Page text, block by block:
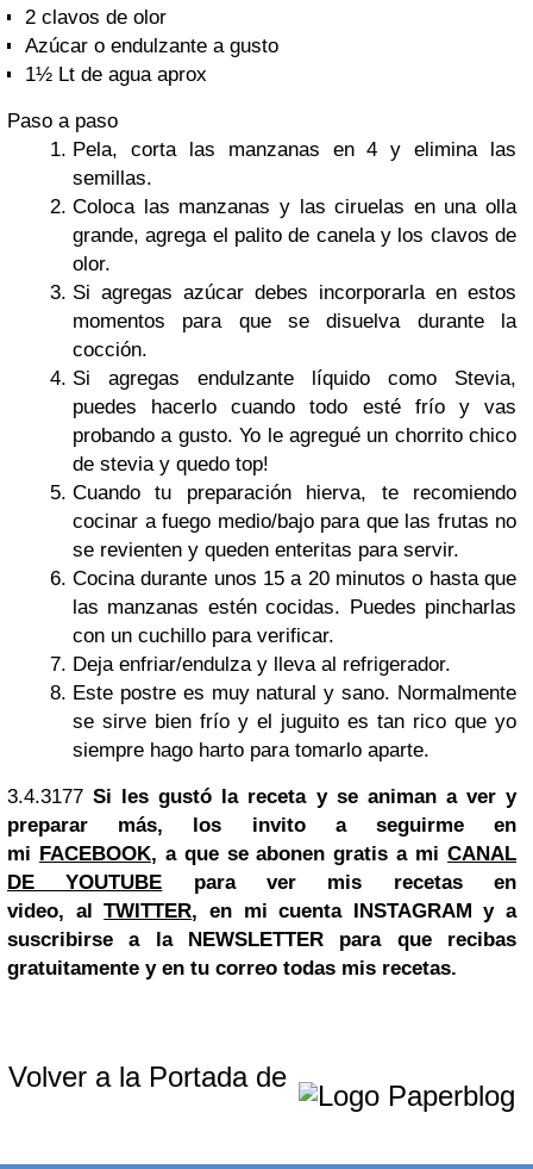
2 clavos de olor
Azúcar o endulzante a gusto
1½ Lt de agua aprox
Paso a paso
Pela, corta las manzanas en 4 y elimina las
semillas.
Coloca las manzanas y las ciruelas en una olla
grande, agrega el palito de canela y los clavos de
olor.
Si agregas azúcar debes incorporarla en estos
momentos para que se disuelva durante la
cocción.
Si agregas endulzante líquido como Stevia,
puedes hacerlo cuando todo esté frío y vas
probando a gusto. Yo le agregué un chorrito chico
de stevia y quedo top!
Cuando tu preparación hierva, te recomiendo
cocinar a fuego medio/bajo para que las frutas no
se revienten y queden enteritas para servir.
Cocina durante unos 15 a 20 minutos o hasta que
las manzanas estén cocidas. Puedes pincharlas
con un cuchillo para verificar.
Deja enfriar/endulza y lleva al refrigerador.
Este postre es muy natural y sano. Normalmente
se sirve bien frío y el juguito es tan rico que yo
siempre hago harto para tomarlo aparte.
3.4.3177Si les gustó la receta y se animan a ver y
preparar más, los invito a seguirme en
mi FACEBOOK, a que se abonen gratis a miCANAL
DE YOUTUBE para ver mis recetas en
video, alTWITTER, en mi cuenta INSTAGRAM y a
suscribirse a la NEWSLETTER para que recibas
gratuitamente y en tu correo todas mis recetas.
Volver a la Portada de